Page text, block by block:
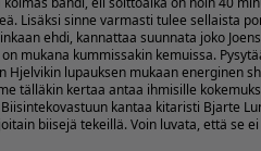
Lisäksi sinne varmasti tulee sellaista
ehdi, kannattaa suunnata joko
mukana kummissakin kemuissa.
Hjelvikin lupauksen mukaan energinen
tälläkin kertaa antaa ihmisille
kantaa kitaristi Bjarte
biisejä tekeillä. Voin luvata, että se